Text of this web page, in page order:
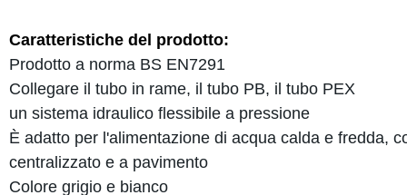
Caratteristiche del prodotto:
Prodotto a norma BS EN7291
Collegare il tubo in rame, il tubo PB, il tubo PEX
un sistema idraulico flessibile a pressione
È adatto per l'alimentazione di acqua calda e fredda,
centralizzato e a pavimento
Colore grigio e bianco